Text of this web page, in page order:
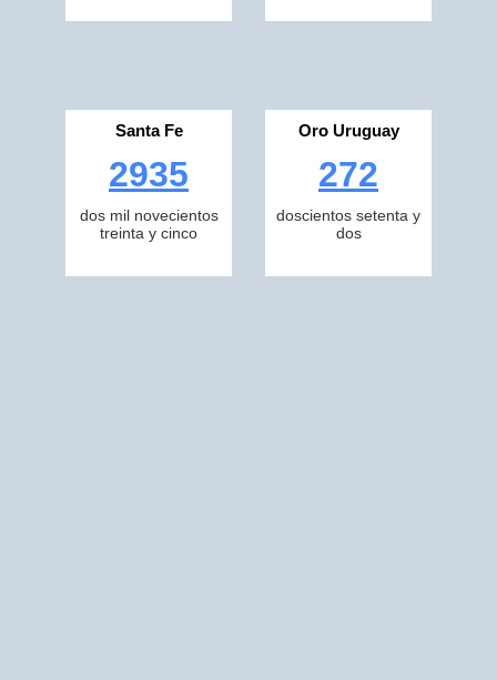
Santa Fe
2935
dos mil novecientos
treinta y cinco
Oro Uruguay
272
doscientos setenta y
dos